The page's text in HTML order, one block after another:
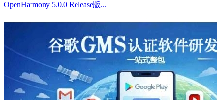
OpenHarmony 5.0.0 Release版...